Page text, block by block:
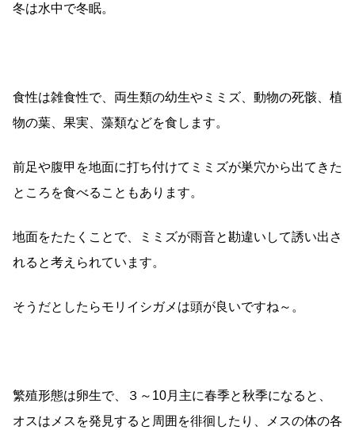
冬は水中で冬眠。
食性は雑食性で、両生類の幼生やミミズ、動物の死骸、植
物の葉、果実、藻類などを食します。
前足や腹甲を地面に打ち付けてミミズが巣穴から出てきた
ところを食べることもあります。
地面をたたくことで、ミミズが雨音と勘違いして誘い出さ
れると考えられています。
そうだとしたらモリイシガメは頭が良いですね～。
繁殖形態は卵生で、３～10月主に春季と秋季になると、
オスはメスを発見すると周囲を徘徊したり、メスの体の各